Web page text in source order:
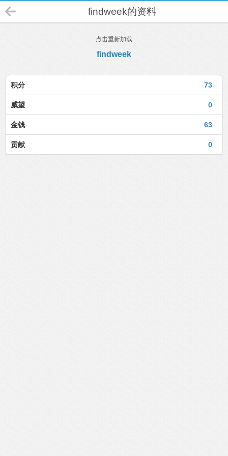
findweek的资料
点击重新加载
findweek
73
积分
0
威望
63
金钱
0
贡献